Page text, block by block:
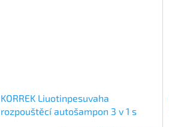
KORREK Liuotinpesuvaha
rozpouštěcí autošampon 3 v 1 s